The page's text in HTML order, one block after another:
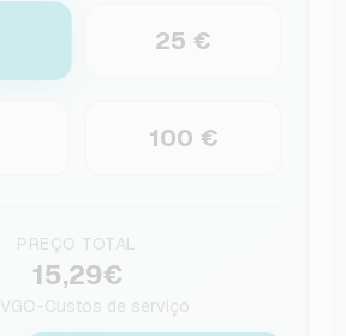
25 €
100 €
PREÇO TOTAL
15,29€
VGO-Custos de serviço